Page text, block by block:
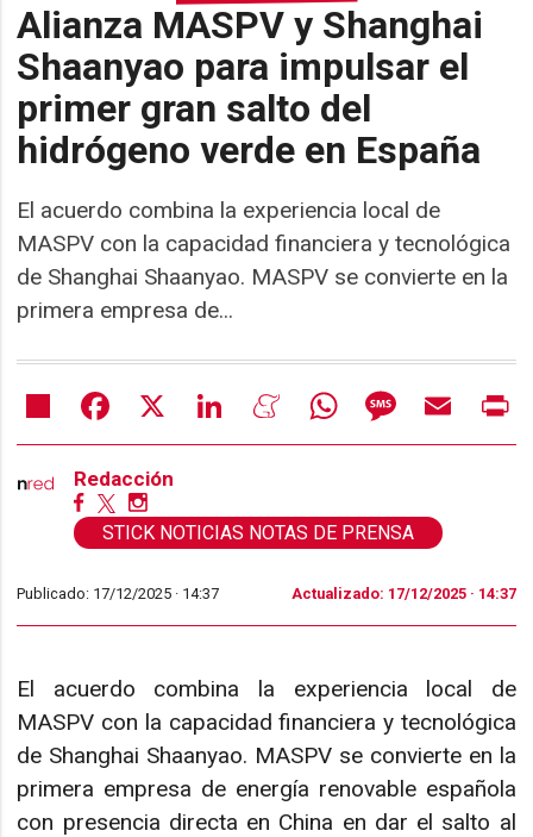
Alianza MASPV y Shanghai
Shaanyao para impulsar el
primer gran salto del
hidrógeno verde en España
El acuerdo combina la experiencia local de
MASPV con la capacidad financiera y tecnológica
de Shanghai Shaanyao. MASPV se convierte en la
primera empresa de...
Share Facebook LinkedIn MeneameWhatsAppMessageEmail
Redacción
STICK NOTICIAS NOTAS DE PRENSA
Publicado: 17/12/2025 · 14:37 Actualizado: 17/12/2025 · 14:37
El acuerdo combina la experiencia local de
MASPV con la capacidad financiera y tecnológica
de Shanghai Shaanyao. MASPV se convierte en la
primera empresa de energía renovable española
con presencia directa en China en dar el salto al